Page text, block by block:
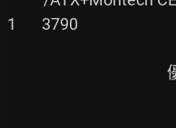
1       3790